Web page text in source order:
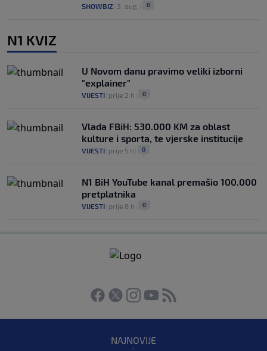
SHOWBIZ 3. aug. 0
N1 KVIZ
U Novom danu pravimo veliki izborni
"explainer"
VIJESTI prije 2 h 0
Vlada FBiH: 530.000 KM za oblast
kulture i sporta, te vjerske institucije
VIJESTI prije 5 h 0
N1 BiH YouTube kanal premašio 100.000
pretplatnika
VIJESTI prije 8 h 0
NAJNOVIJE